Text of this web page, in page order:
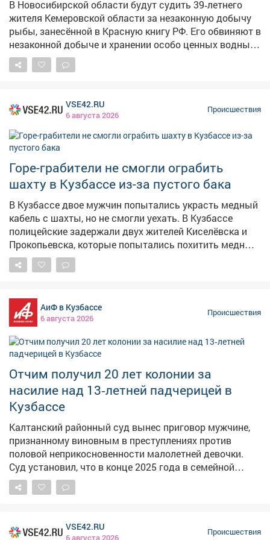
известно на месте жительства более 5 лет. А если он
пропалпри обстоятельствах, угрожавших смертью или
дающих основание предполагать его гибель от
несчастного случая, – в течение 6 месяцев. К
последнему варианту как раз относитсяпропажа
ребёнка. Ранее сообщалось, что с наступлением
катастрофически много детей .
В Новосибирской области будут судить 39‑летнего
жителя Кемеровской области за незаконную добычу
рыбы, занесённой в Красную книгу РФ. Его обвиняют в
незаконной добыче и хранении особо ценных водных
биологических ресурсов. Инцидент произошёл 2 июня
на берегу Оби возле села Каргаполово, пишет VN.ru.
Этот вид находится под охраной и включён в Красную
реку, кузбассовец поместил осетра в рыболовный
садок. Там его и обнаружили сотрудники
Верхнеобского территориального управления
Росрыболовства. Рыбу изъяли и выпустили обратно.
Обвиняемый признал свою вину. В прокуратуре
уточнили, что, если бы осётр погиб, ущерб
государству составил бы более 480 тысяч рублей.
Уголовное дело передано в суд для рассмотрения.
Фото: ru.freepik.com
VSE42.RU
6 августа 2026
Происшествия
Горе-грабители не смогли ограбить
шахту в Кузбассе из-за пустого бака
В Кузбассе двое мужчин попытались украсть медный
кабель с шахты, но не смогли уехать. В Кузбассе
полицейские задержали двух жителей Киселёвска и
Прокопьевска, которые попытались похитить медный
кабель с территории угледобывающего предприятия.
Как сообщает ГУ МВД по Кузбассу, сигнал о
заметила двоих неизвестных, которые пытались
украсть кабель длиной более 130 метров. По версии
следствия, злоумышленники отсоединили кабель с
экскаватора, погрузили его в УАЗ, но не смогли уехать.
У них кончился бензин, а потом загорелась машина –
Сумма ущерба превысила 370 тысяч рублей.
Полицейские установили личности подозреваемых –
это 25-летний житель Прокопьевска и 33-летний
киселёвчанин. В отношении них возбуждено уголовное
дело о покушении на кражу в крупном размере.
Максимальное наказание – до шести лет лишения
свободы.
АиФ в Кузбассе
6 августа 2026
Происшествия
Отчим получил 20 лет колонии за
насилие над 13‑летней падчерицей в
Кузбассе
Калтанский районный суд вынес приговор мужчине,
признанному виновным в преступлениях против
половой неприкосновенности малолетней девочки.
Суд установил, что в конце 2025 года в семейной
квартире мужчина, будучи в состоянии алкогольного
опьянения, надругался над своей 13‑летней
тяжесть преступлений, их высокую общественную
VSE42.RU
6 августа 2026
Происшествия